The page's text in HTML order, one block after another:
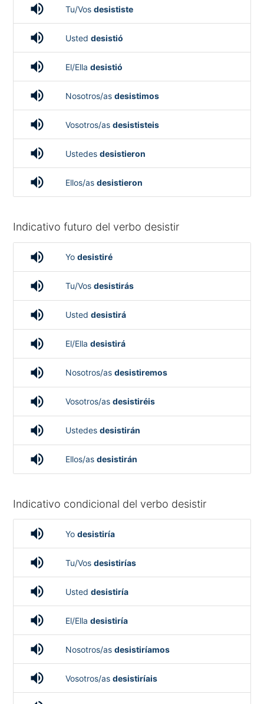
volume_up Tu/Vos desististe
volume_up Usted desistió
volume_up El/Ella desistió
volume_up Nosotros/as desistimos
volume_up Vosotros/as desististeis
volume_up Ustedes desistieron
volume_up Ellos/as desistieron
Indicativo futuro del verbo desistir
volume_up Yo desistiré
volume_up Tu/Vos desistirás
volume_up Usted desistirá
volume_up El/Ella desistirá
volume_up Nosotros/as desistiremos
volume_up Vosotros/as desistiréis
volume_up Ustedes desistirán
volume_up Ellos/as desistirán
Indicativo condicional del verbo desistir
volume_up Yo desistiría
volume_up Tu/Vos desistirías
volume_up Usted desistiría
volume_up El/Ella desistiría
volume_up Nosotros/as desistiríamos
volume_up Vosotros/as desistiríais